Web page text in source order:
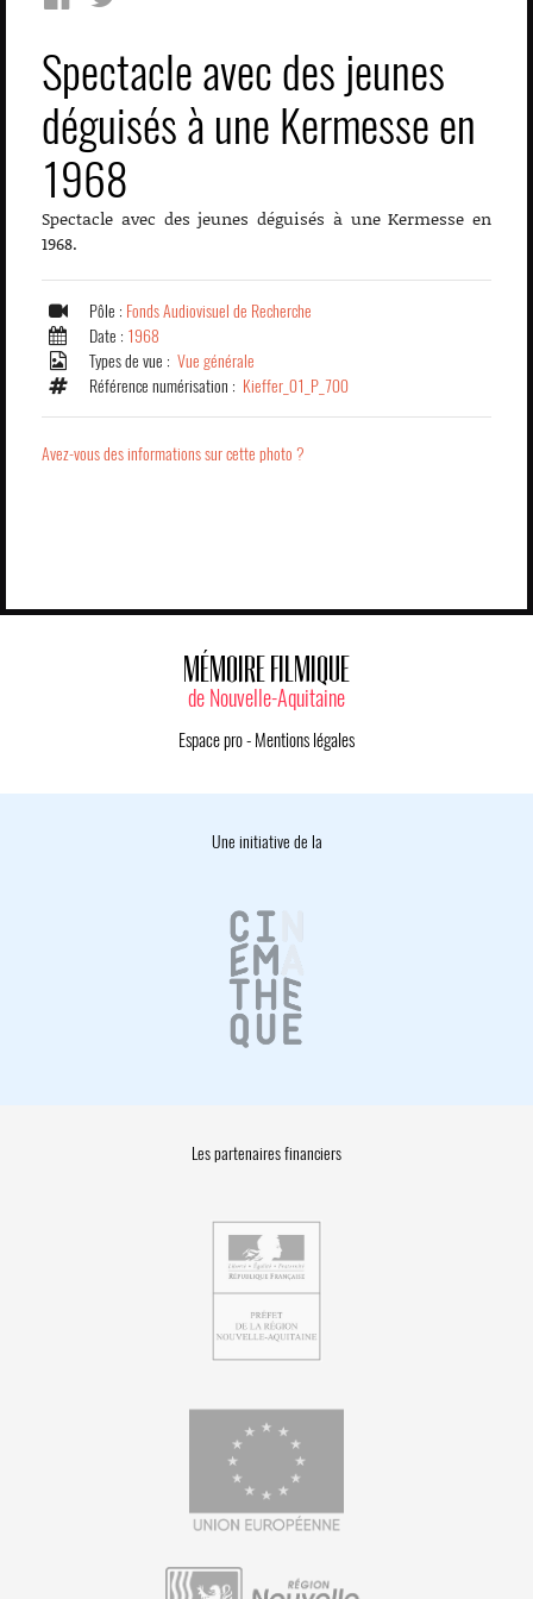
Spectacle avec des jeunes
déguisés à une Kermesse en
1968
Spectacle avec des jeunes déguisés à une Kermesse en
1968.
Pôle : Fonds Audiovisuel de Recherche
Date : 1968
Types de vue : Vue générale
Référence numérisation : Kieffer_01_P_700
Avez-vous des informations sur cette photo ?
MÉMOIRE FILMIQUE
de Nouvelle-Aquitaine
Espace pro- Mentions légales
Une initiative de la
Les partenaires financiers